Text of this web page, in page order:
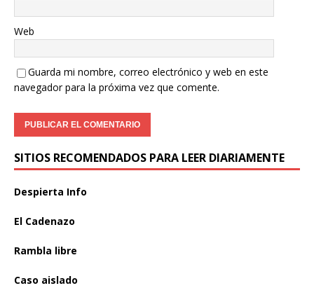
Web
Guarda mi nombre, correo electrónico y web en este
navegador para la próxima vez que comente.
SITIOS RECOMENDADOS PARA LEER DIARIAMENTE
Despierta Info
El Cadenazo
Rambla libre
Caso aislado